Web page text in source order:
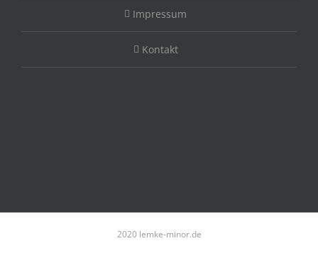
Impressum
Kontakt
2020 lemke-minor.de